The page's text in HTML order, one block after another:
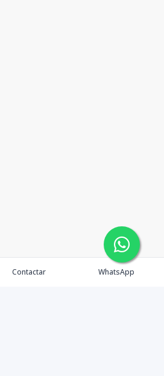
Contactar WhatsApp